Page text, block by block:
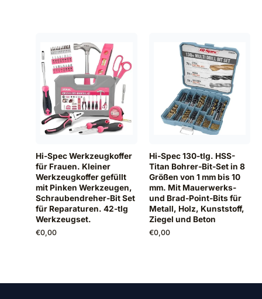
Hi-Spec Werkzeugkoffer
für Frauen. Kleiner
Werkzeugkoffer gefüllt
mit Pinken Werkzeugen,
Schraubendreher-Bit Set
für Reparaturen. 42-tlg
Werkzeugset.
€0,00
Hi-Spec 130-tlg. HSS-
Titan Bohrer-Bit-Set in 8
Größen von 1 mm bis 10
mm. Mit Mauerwerks-
und Brad-Point-Bits für
Metall, Holz, Kunststoff,
Ziegel und Beton
€0,00